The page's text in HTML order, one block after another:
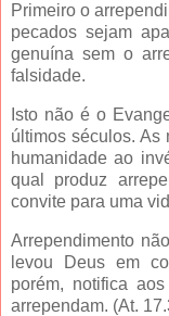
Primeiro o
pecados sejam
genuína sem o
falsidade.
Isto não é o
últimos séculos. As
humanidade ao
qual produz
convite para uma
Arrependimento
levou Deus em
porém, notifica
arrependam. (At.